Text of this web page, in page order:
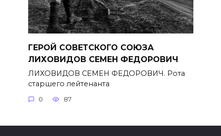
ГЕРОЙ СОВЕТСКОГО СОЮЗА
ЛИХОВИДОВ СЕМЕН ФЕДОРОВИЧ
ЛИХОВИДОВ СЕМЕН ФЕДОРОВИЧ. Рота
старшего лейтенанта
0 87